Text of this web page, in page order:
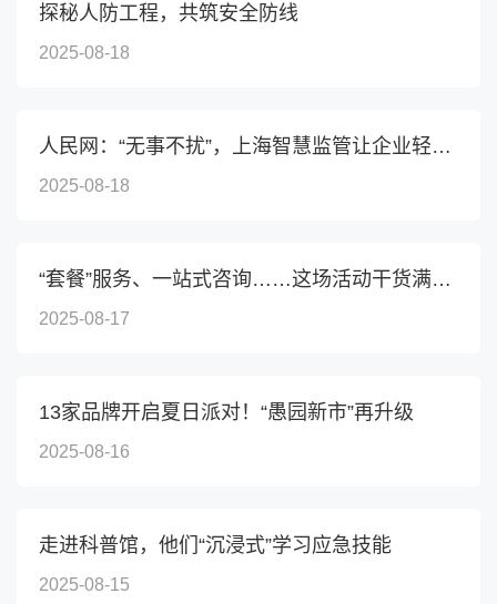
探秘人防工程，共筑安全防线
2025-08-18
人民网：“无事不扰”，上海智慧监管让企业轻装上阵
2025-08-18
“套餐”服务、一站式咨询……这场活动干货满满→
2025-08-17
13家品牌开启夏日派对！“愚园新市”再升级
2025-08-16
走进科普馆，他们“沉浸式”学习应急技能
2025-08-15